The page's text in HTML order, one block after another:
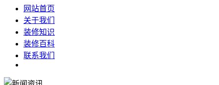
网站首页
关于我们
装修知识
装修百科
联系我们